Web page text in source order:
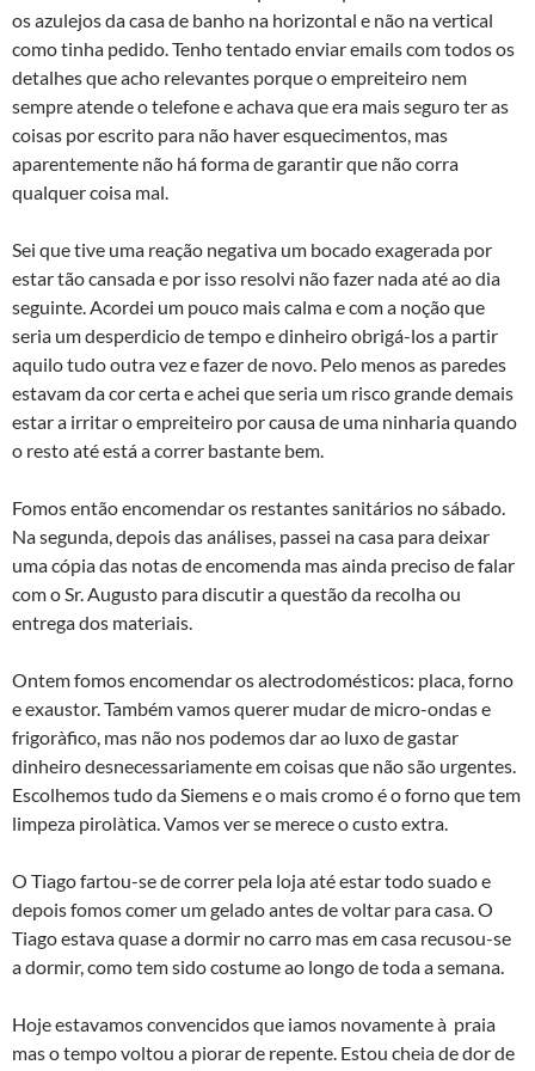
os azulejos da casa de banho na horizontal e não na vertical
como tinha pedido. Tenho tentado enviar emails com todos os
detalhes que acho relevantes porque o empreiteiro nem
sempre atende o telefone e achava que era mais seguro ter as
coisas por escrito para não haver esquecimentos, mas
aparentemente não há forma de garantir que não corra
qualquer coisa mal.
Sei que tive uma reação negativa um bocado exagerada por
estar tão cansada e por isso resolvi não fazer nada até ao dia
seguinte. Acordei um pouco mais calma e com a noção que
seria um desperdicio de tempo e dinheiro obrigá-los a partir
aquilo tudo outra vez e fazer de novo. Pelo menos as paredes
estavam da cor certa e achei que seria um risco grande demais
estar a irritar o empreiteiro por causa de uma ninharia quando
o resto até está a correr bastante bem.
Fomos então encomendar os restantes sanitários no sábado.
Na segunda, depois das análises, passei na casa para deixar
uma cópia das notas de encomenda mas ainda preciso de falar
com o Sr. Augusto para discutir a questão da recolha ou
entrega dos materiais.
Ontem fomos encomendar os alectrodomésticos: placa, forno
e exaustor. Também vamos querer mudar de micro-ondas e
frigorà­fico, mas não nos podemos dar ao luxo de gastar
dinheiro desnecessariamente em coisas que não são urgentes.
Escolhemos tudo da Siemens e o mais cromo é o forno que tem
limpeza pirolà­tica. Vamos ver se merece o custo extra.
O Tiago fartou-se de correr pela loja até estar todo suado e
depois fomos comer um gelado antes de voltar para casa. O
Tiago estava quase a dormir no carro mas em casa recusou-se
a dormir, como tem sido costume ao longo de toda a semana.
Hoje estavamos convencidos que iamos novamente à praia
mas o tempo voltou a piorar de repente. Estou cheia de dor de